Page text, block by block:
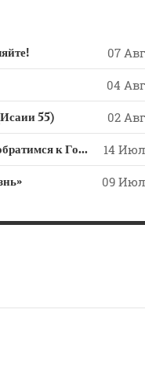
07
04
55) 02
СЛОВО из СЛОВА – «Испытаем, исследуем пути свои и обратимся к Господу» 14
09